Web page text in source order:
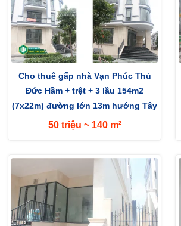
Cho thuê gấp nhà Vạn Phúc Thủ
Đức Hầm + trệt + 3 lầu 154m2
(7x22m) đường lớn 13m hướng Tây
Nam
50 triệu ~ 140 m²